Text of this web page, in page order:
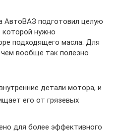
АвтоВАЗ подготовил целую
которой нужно
подходящего масла. Для
вообще так полезно
детали мотора, и
его от грязевых
для более эффективного